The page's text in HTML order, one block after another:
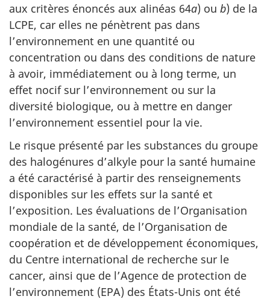
aux critères énoncés aux alinéas 64a) ou b) de la
LCPE, car elles ne pénètrent pas dans
l’environnement en une quantité ou
concentration ou dans des conditions de nature
à avoir, immédiatement ou à long terme, un
effet nocif sur l’environnement ou sur la
diversité biologique, ou à mettre en danger
l’environnement essentiel pour la vie.
Le risque présenté par les substances du groupe
des halogénures d’alkyle pour la santé humaine
a été caractérisé à partir des renseignements
disponibles sur les effets sur la santé et
l’exposition. Les évaluations de l’Organisation
mondiale de la santé, de l’Organisation de
coopération et de développement économiques,
du Centre international de recherche sur le
cancer, ainsi que de l’Agence de protection de
l’environnement (EPA) des États-Unis ont été